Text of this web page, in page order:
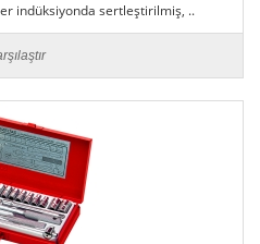
indüksiyonda sertleştirilmiş, ..